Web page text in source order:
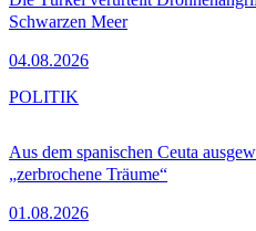
Schwarzen Meer
04.08.2026
Aus dem spanischen Ceuta
„zerbrochene Träume“
01.08.2026
POLITIK